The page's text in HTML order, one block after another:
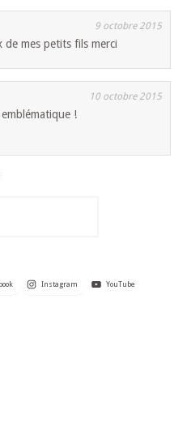
9 octobre 2015
de mes petits fils merci
10 octobre 2015
!
Instagram YouTube